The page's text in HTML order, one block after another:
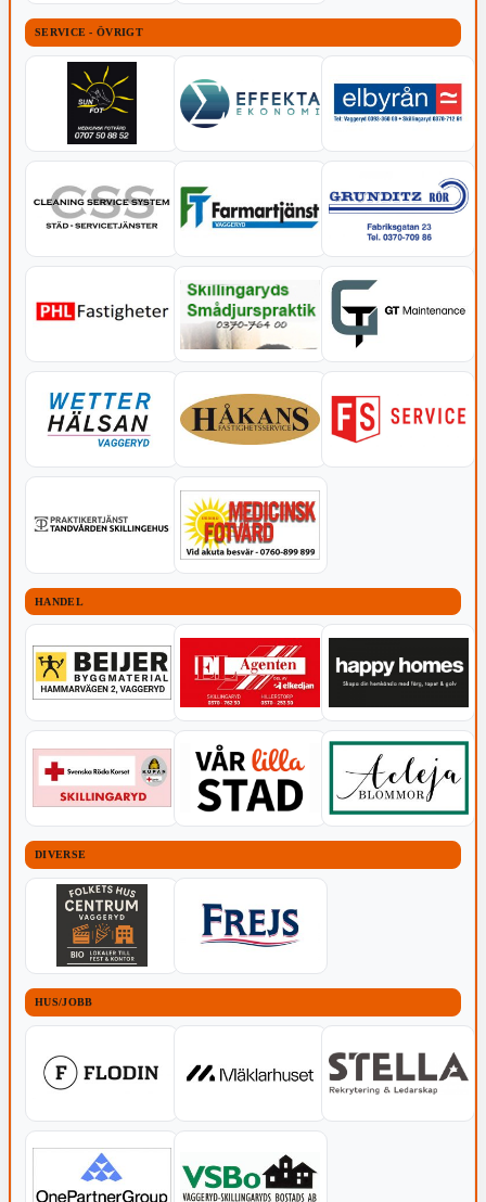
SERVICE - ÖVRIGT
HANDEL
DIVERSE
HUS/JOBB